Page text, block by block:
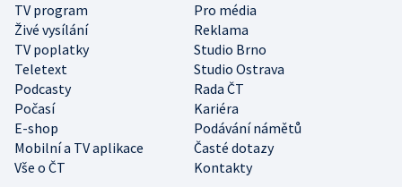
TV program
Pro média
Živé vysílání
Reklama
TV poplatky
Studio Brno
Teletext
Studio Ostrava
Podcasty
Rada ČT
Počasí
Kariéra
E-shop
Podávání námětů
Mobilní a TV aplikace
Časté dotazy
Vše o ČT
Kontakty